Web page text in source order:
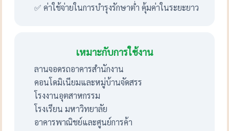
✅ ค่าใช้จ่ายในการบำรุงรักษาต่ำ คุ้มค่าในระยะยาว
เหมาะกับการใช้งาน
ลานจอดรถอาคารสำนักงาน
คอนโดมิเนียมและหมู่บ้านจัดสรร
โรงงานอุตสาหกรรม
โรงเรียน มหาวิทยาลัย
อาคารพาณิชย์และศูนย์การค้า